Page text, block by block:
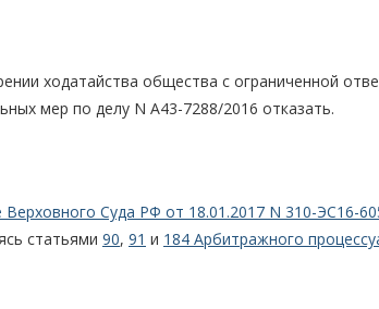
ходатайства общества с ограниченной
мер по делу N А43-7288/2016 отказать.
Суда РФ от 18.01.2017 N 310-ЭС16-
статьями 90, 91 и 184 Арбитражного